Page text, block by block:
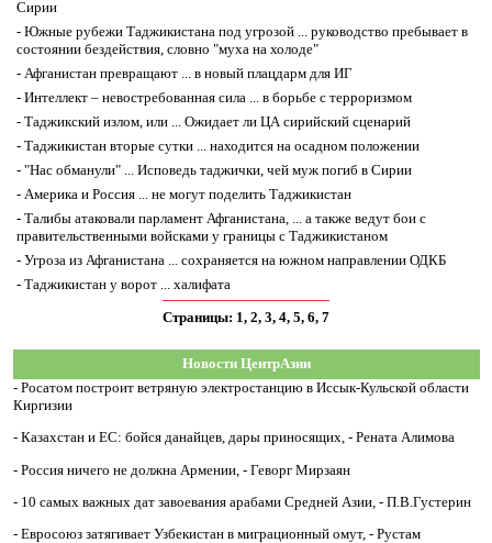
Сирии
- Южные рубежи Таджикистана под угрозой ... руководство пребывает в
состоянии бездействия, словно "муха на холоде"
- Афганистан превращают ... в новый плацдарм для ИГ
- Интеллект – невостребованная сила ... в борьбе с терроризмом
- Таджикский излом, или ... Ожидает ли ЦА сирийский сценарий
- Таджикистан вторые сутки ... находится на осадном положении
- "Нас обманули" ... Исповедь таджички, чей муж погиб в Сирии
- Америка и Россия ... не могут поделить Таджикистан
- Талибы атаковали парламент Афганистана, ... а также ведут бои с
правительственными войсками у границы с Таджикистаном
- Угроза из Афганистана ... сохраняется на южном направлении ОДКБ
- Таджикистан у ворот ... халифата
Страницы: 1, 2, 3, 4, 5, 6, 7
Новости ЦентрАзии
- Росатом построит ветряную электростанцию в Иссык-Кульской области
Киргизии
- Казахстан и ЕС: бойся данайцев, дары приносящих, - Рената Алимова
- Россия ничего не должна Армении, - Геворг Мирзаян
- 10 самых важных дат завоевания арабами Средней Азии, - П.В.Густерин
- Евросоюз затягивает Узбекистан в миграционный омут, - Рустам